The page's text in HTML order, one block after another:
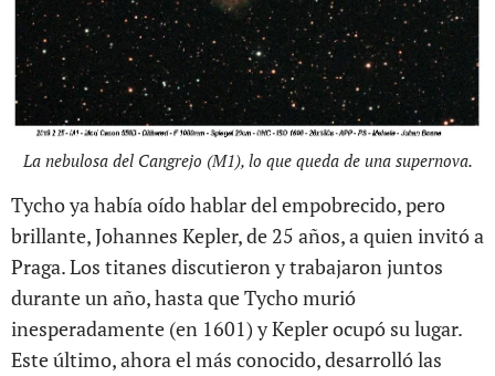
La nebulosa del Cangrejo (M1), lo que queda de una supernova.
Tycho ya había oído hablar del empobrecido, pero
brillante, Johannes Kepler, de 25 años, a quien invitó a
Praga. Los titanes discutieron y trabajaron juntos
durante un año, hasta que Tycho murió
inesperadamente (en 1601) y Kepler ocupó su lugar.
Este último, ahora el más conocido, desarrolló las